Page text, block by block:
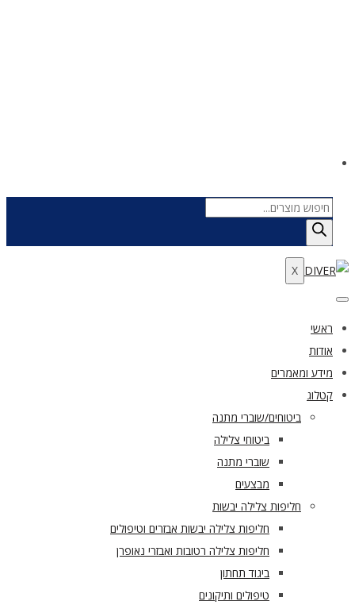
Products
search
X
ראשי
אודות
מידע ומאמרים
קטלוג
ביטוחים/שוברי מתנה
ביטוחי צלילה
שוברי מתנה
מבצעים
חליפות צלילה יבשות
חליפות צלילה יבשות אבזרים וטיפולים
חליפות צלילה רטובות ואבזרי נאופרן
ביגוד תחתון
טיפולים ותיקונים